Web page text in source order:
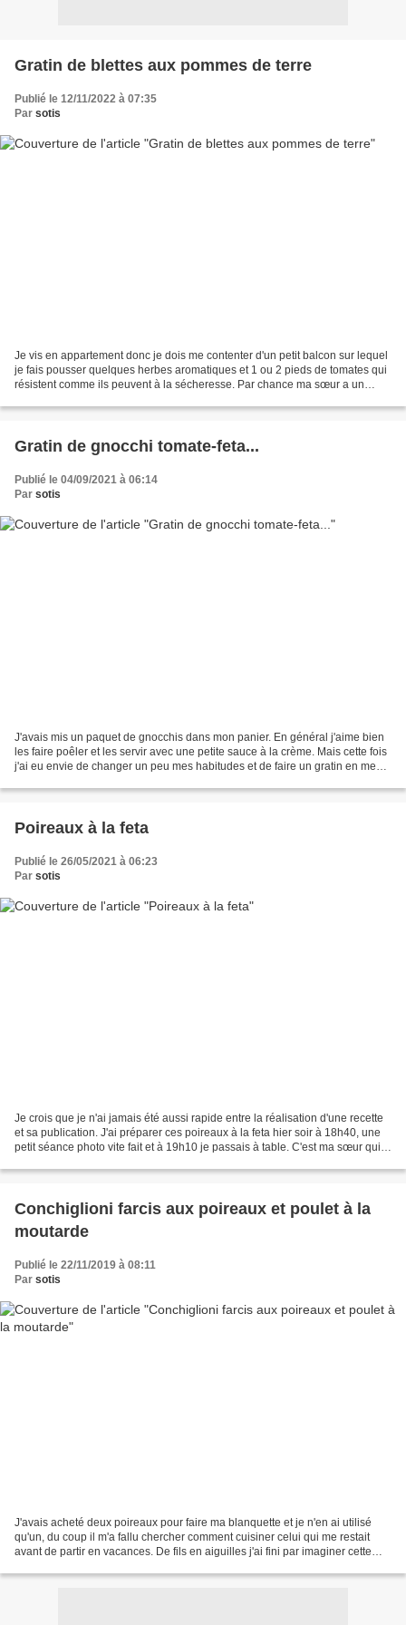
Gratin de blettes aux pommes de terre
Publié le 12/11/2022 à 07:35
Par sotis
Je vis en appartement donc je dois me contenter d'un petit balcon sur lequel
je fais pousser quelques herbes aromatiques et 1 ou 2 pieds de tomates qui
résistent comme ils peuvent à la sécheresse. Par chance ma sœur a un
Gratin de gnocchi tomate-feta...
Publié le 04/09/2021 à 06:14
Par sotis
J'avais mis un paquet de gnocchis dans mon panier. En général j'aime bien
les faire poêler et les servir avec une petite sauce à la crème. Mais cette fois
j'ai eu envie de changer un peu mes habitudes et de faire un gratin en me
Poireaux à la feta
Publié le 26/05/2021 à 06:23
Par sotis
Je crois que je n'ai jamais été aussi rapide entre la réalisation d'une recette
et sa publication. J'ai préparer ces poireaux à la feta hier soir à 18h40, une
petit séance photo vite fait et à 19h10 je passais à table. C'est ma sœur qui
Conchiglioni farcis aux poireaux et poulet à la
moutarde
Publié le 22/11/2019 à 08:11
Par sotis
J'avais acheté deux poireaux pour faire ma blanquette et je n'en ai utilisé
qu'un, du coup il m'a fallu chercher comment cuisiner celui qui me restait
avant de partir en vacances. De fils en aiguilles j'ai fini par imaginer cette